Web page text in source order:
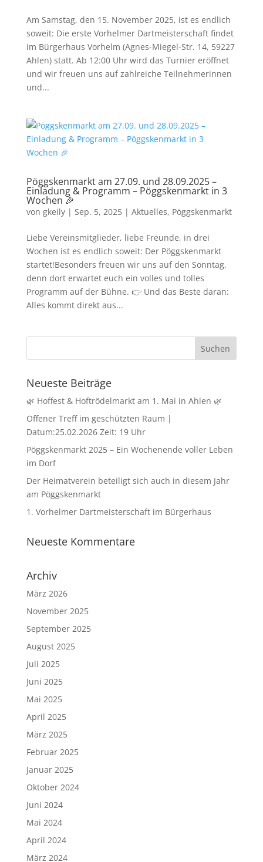
Am Samstag, den 15. November 2025, ist es endlich
soweit: Die erste Vorhelmer Dartmeisterschaft findet
im Bürgerhaus Vorhelm (Agnes-Miegel-Str. 14, 59227
Ahlen) statt. Ab 12:00 Uhr wird das Turnier eröffnet
und wir freuen uns auf zahlreiche Teilnehmerinnen
und...
Pöggskenmarkt am 27.09. und 28.09.2025 –
Einladung & Programm – Pöggskenmarkt in 3
Wochen 🎉
von gkeily| Sep. 5, 2025| Aktuelles, Pöggskenmarkt
Liebe Vereinsmitglieder, liebe Freunde, in drei
Wochen ist es endlich soweit: Der Pöggskenmarkt
startet!Besonders freuen wir uns auf den Sonntag,
denn dort erwartet euch ein volles und tolles
Programm auf der Bühne. 👉 Und das Beste daran:
Alles kommt direkt aus...
Neueste Beiträge
🌿 Hoffest & Hoftrödelmarkt am 1. Mai in Ahlen 🌿
Offener Treff im geschützten Raum |
Datum:25.02.2026 Zeit: 19 Uhr
Pöggskenmarkt 2025 – Ein Wochenende voller Leben
im Dorf
Der Heimatverein beteiligt sich auch in diesem Jahr
am Pöggskenmarkt
1. Vorhelmer Dartmeisterschaft im Bürgerhaus
Neueste Kommentare
Archiv
März 2026
November 2025
September 2025
August 2025
Juli 2025
Juni 2025
Mai 2025
April 2025
März 2025
Februar 2025
Januar 2025
Oktober 2024
Juni 2024
Mai 2024
April 2024
März 2024